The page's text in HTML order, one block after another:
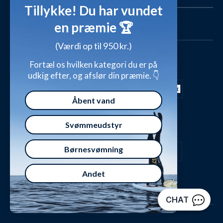
Find det perfekte produkt - ta' quizzen her!
Størrelsesguides
Cookies & præferencer
Video studio
Inspirationsunivers
Giv et gavekort
Overensstemmelseserklæringer
Ambassadør
Affiliate program
Fordele hos Watery
Kundeanmeldelser
Presse
Waterylife - Guides fra eksperter (Blog)
Persondatapolitik
Handelsbetingelser
Dag-til-dag levering med
Sikker betaling med
Tillykke! Du har vundet
en præmie 🏆
(Værdi op til 950 kr.)
Fortæl os hvilken kategori du er på
udkig efter, og afslør din præmie. 👇
Åbent vand
Svømmeudstyr
Børnesvømning
Andet